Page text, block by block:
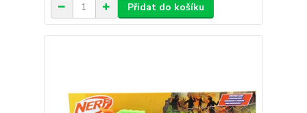
Přidat do košíku